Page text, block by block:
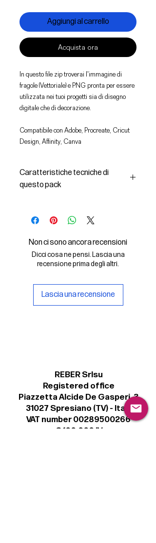
Aggiungi al carrello
Acquista ora
In questo file zip troverai l'immagine di
fragole (Vettoriale) e PNG pronta per essere
utilizzata nei tuoi progetti sia di disegno
digitale che di decorazione.
Compatibile con Adobe, Procreate, Cricut
Design, Affinity, Canva
Caratteristiche tecniche di
questo pack
- le immagini descritte in formato
- la licenza d'uso delle grafiche
Il File SVG è compatibile con Adobe,
Cricut Design, Cricut
Procreate e Affinity
Non ci sono ancora recensioni
Dicci cosa ne pensi. Lascia una
recensione prima degli altri.
Lascia una recensione
REBER Srlsu
Registered office
Piazzetta Alcide De Gasperi, 3
31027 Spresiano (TV) - Italy
VAT number 00289500266
€ 100.000 IV